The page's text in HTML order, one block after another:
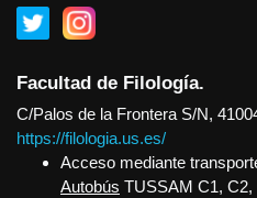
Facultad de Filología.
C/Palos de la Frontera S/N,
https://filologia.us.es/
Acceso mediante
Autobús TUSSAM C1, C2,